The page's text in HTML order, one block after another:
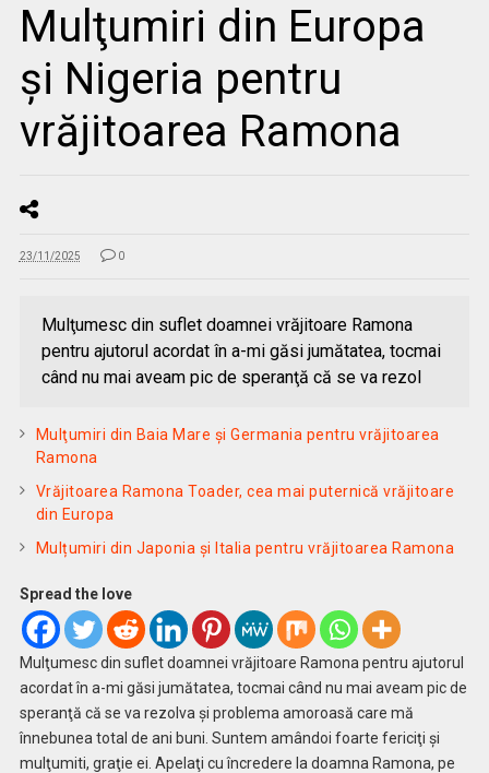
Mulţumiri din Europa
și Nigeria pentru
vrăjitoarea Ramona
23/11/2025 0
Mulţumesc din suflet doamnei vrăjitoare Ramona
pentru ajutorul acordat în a-mi găsi jumătatea, tocmai
când nu mai aveam pic de speranţă că se va rezol
Mulţumiri din Baia Mare și Germania pentru vrăjitoarea
Ramona
Vrăjitoarea Ramona Toader, cea mai puternică vrăjitoare
din Europa
Mulțumiri din Japonia și Italia pentru vrăjitoarea Ramona
Spread the love
Mulţumesc din suflet doamnei vrăjitoare Ramona pentru ajutorul
acordat în a-mi găsi jumătatea, tocmai când nu mai aveam pic de
speranţă că se va rezolva şi problema amoroasă care mă
înnebunea total de ani buni. Suntem amândoi foarte fericiţi şi
mulţumiti, graţie ei. Apelaţi cu încredere la doamna Ramona, pe